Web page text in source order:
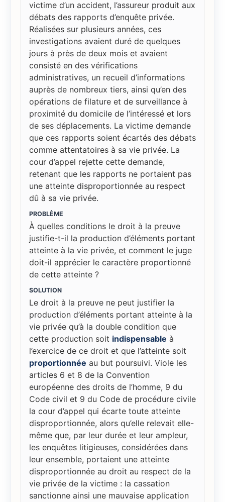
victime d’un accident, l’assureur produit aux
débats des rapports d’enquête privée.
Réalisées sur plusieurs années, ces
investigations avaient duré de quelques
jours à près de deux mois et avaient
consisté en des vérifications
administratives, un recueil d’informations
auprès de nombreux tiers, ainsi qu’en des
opérations de filature et de surveillance à
proximité du domicile de l’intéressé et lors
de ses déplacements. La victime demande
que ces rapports soient écartés des débats
comme attentatoires à sa vie privée. La
cour d’appel rejette cette demande,
retenant que les rapports ne portaient pas
une atteinte disproportionnée au respect
dû à sa vie privée.
PROBLÈME
À quelles conditions le droit à la preuve
justifie-t-il la production d’éléments portant
atteinte à la vie privée, et comment le juge
doit-il apprécier le caractère proportionné
de cette atteinte ?
SOLUTION
Le droit à la preuve ne peut justifier la
production d’éléments portant atteinte à la
vie privée qu’à la double condition que
cette production soit indispensable à
l’exercice de ce droit et que l’atteinte soit
proportionnée au but poursuivi. Viole les
articles 6 et 8 de la Convention
européenne des droits de l’homme, 9 du
Code civil et 9 du Code de procédure civile
la cour d’appel qui écarte toute atteinte
disproportionnée, alors qu’elle relevait elle-
même que, par leur durée et leur ampleur,
les enquêtes litigieuses, considérées dans
leur ensemble, portaient une atteinte
disproportionnée au droit au respect de la
vie privée de la victime : la cassation
sanctionne ainsi une mauvaise application